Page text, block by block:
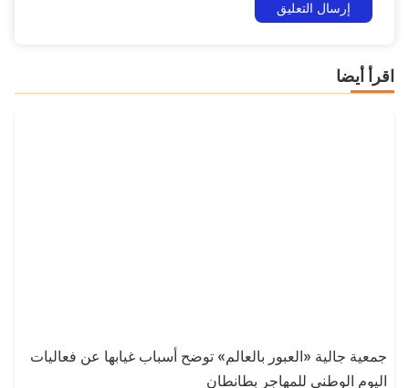
اقرأ أيضا
جمعية جالية «العبور بالعالم» توضح أسباب غيابها عن فعاليات
اليوم الوطني للمهاجر بطانطان